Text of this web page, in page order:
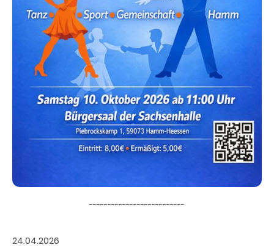
--------------------------
24.04.2026